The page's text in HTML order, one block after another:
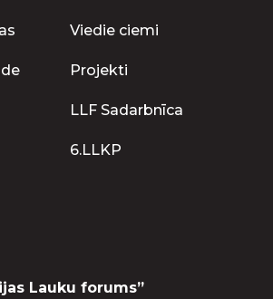
Viedie ciemi
Projekti
LLF Sadarbnīca
6.LLKP
Lauku forums”